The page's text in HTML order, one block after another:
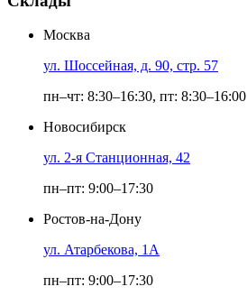
Москва
ул. Шоссейная, д. 90, стр. 57
пн–чт: 8:30–16:30, пт: 8:30–16:00
Новосибирск
ул. 2-я Станционная, 42
пн–пт: 9:00–17:30
Ростов-на-Дону
ул. Атарбекова, 1А
пн–пт: 9:00–17:30